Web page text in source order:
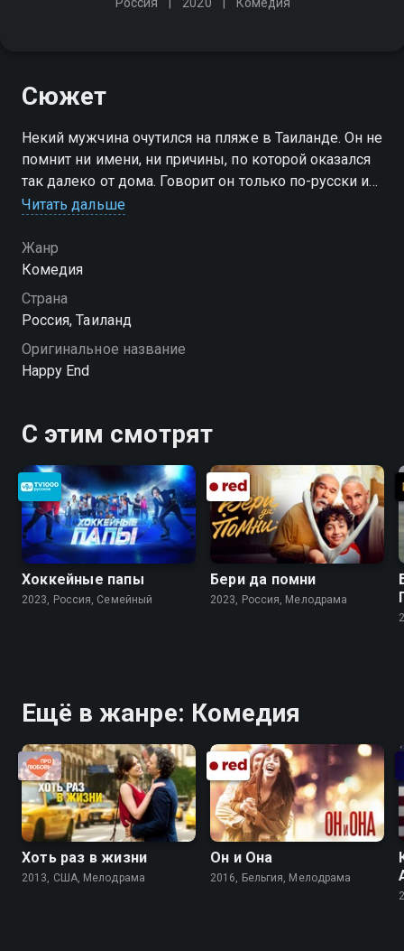
Сюжет
Некий мужчина очутился на пляже в Таиланде. Он не
помнит ни имени, ни причины, по которой оказался
так далеко от дома. Говорит он только по-русски и
отличается крайне скверным характером, однако
бизнес
Читать дальше
Жанр
Комедия
Страна
Россия, Таиланд
Оригинальное название
Happy End
С этим смотрят
Хоккейные папы
2023, Россия, Cемейный
Бери да помни
2023, Россия, Мелодрама
Ещё в жанре: Комедия
Хоть раз в жизни
2013, США, Мелодрама
Он и Она
2016, Бельгия, Мелодрама